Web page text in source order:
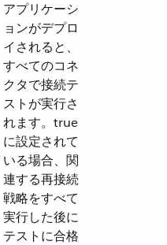
アプリケーシ
ョンがデプロ
イされると、
すべてのコネ
クタで接続テ
ストが実行さ
れます。true
に設定されて
いる場合、関
連する再接続
戦略をすべて
実行した後に
テストに合格